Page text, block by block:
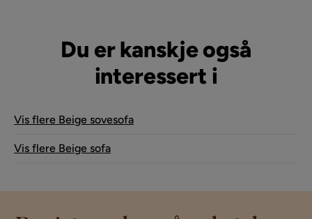
Du er kanskje også
interessert i
Vis flere Beige sovesofa
Vis flere Beige sofa